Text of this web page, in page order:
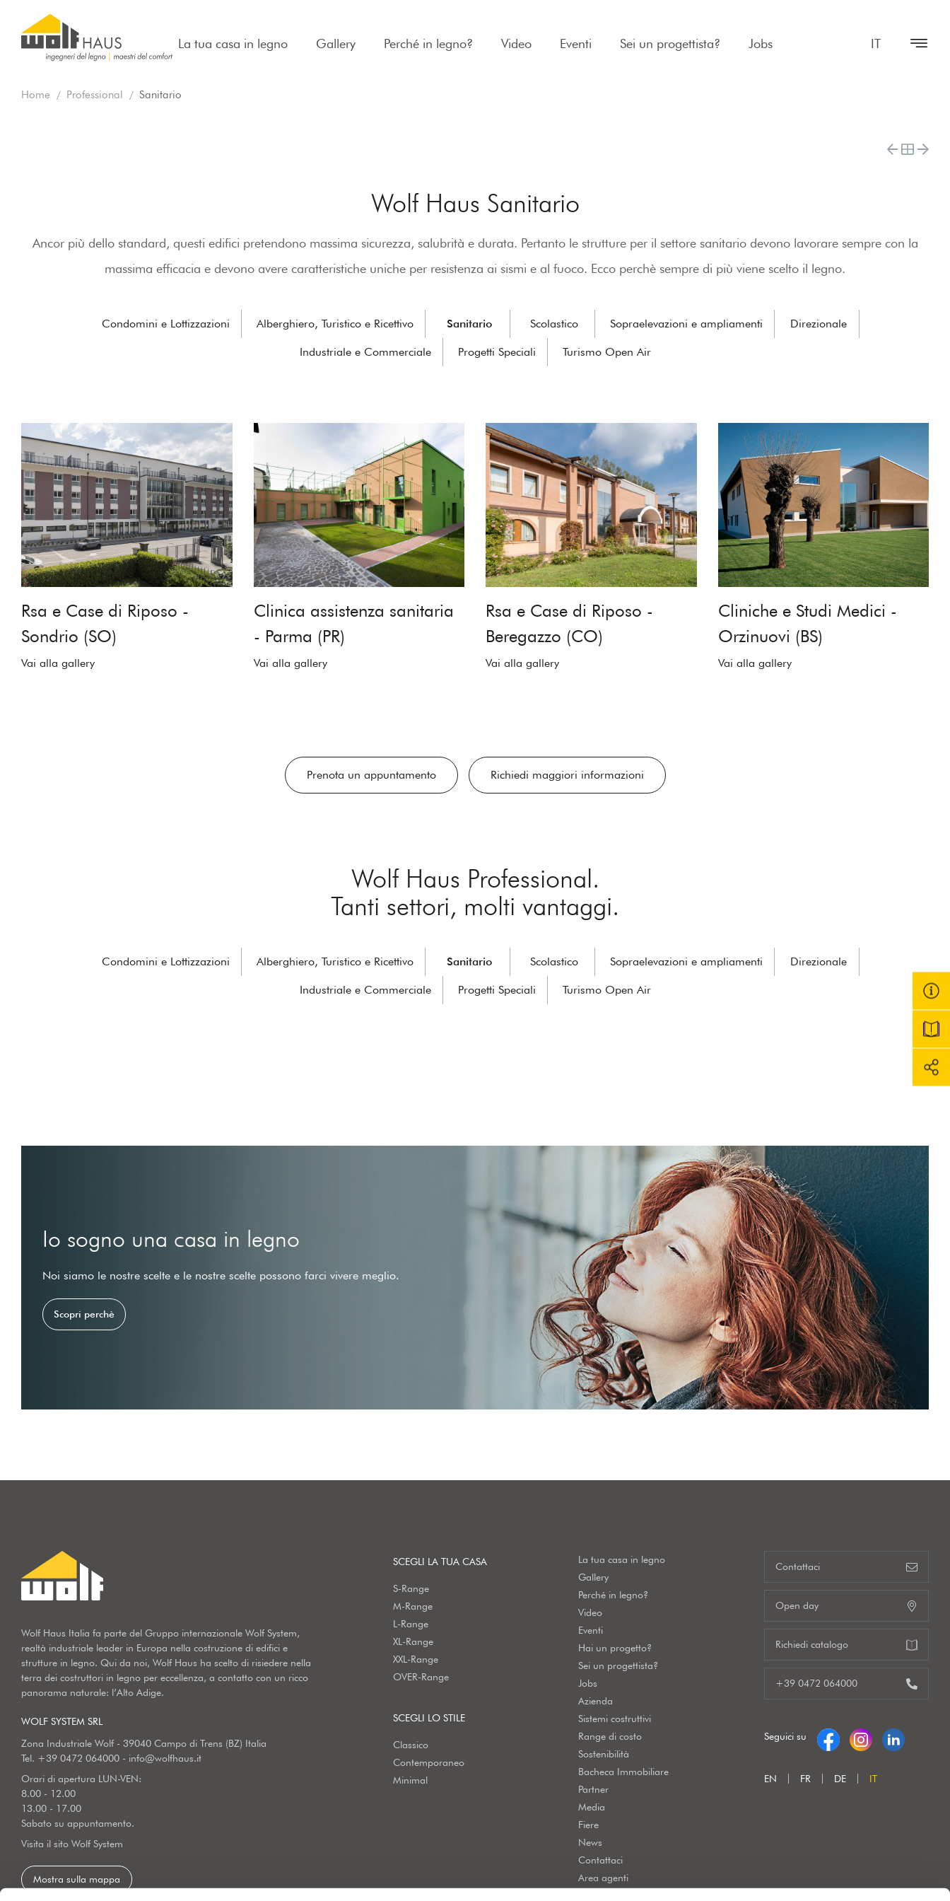
La tua casa in legno Gallery Perché in legno? Video Eventi Sei un progettista? Jobs IT
Home Professional Sanitario
Wolf Haus Sanitario
Ancor più dello standard, questi edifici pretendono massima sicurezza, salubrità e durata. Pertanto le strutture per il settore sanitario devono lavorare sempre con la
massima efficacia e devono avere caratteristiche uniche per resistenza ai sismi e al fuoco. Ecco perchè sempre di più viene scelto il legno.
Condomini e Lottizzazioni Alberghiero, Turistico e Ricettivo Sanitario Scolastico Sopraelevazioni e ampliamenti Direzionale
Industriale e Commerciale Progetti Speciali Turismo Open Air
Rsa e Case di Riposo -
Sondrio (SO)
Vai alla gallery
Clinica assistenza sanitaria
- Parma (PR)
Vai alla gallery
Rsa e Case di Riposo -
Beregazzo (CO)
Vai alla gallery
Cliniche e Studi Medici -
Orzinuovi (BS)
Vai alla gallery
Prenota un appuntamento Richiedi maggiori informazioni
Wolf Haus Professional.
Tanti settori, molti vantaggi.
Condomini e Lottizzazioni Alberghiero, Turistico e Ricettivo Sanitario Scolastico Sopraelevazioni e ampliamenti Direzionale
Industriale e Commerciale Progetti Speciali Turismo Open Air
Io sogno una casa in legno
Noi siamo le nostre scelte e le nostre scelte possono farci vivere meglio.
Scopri perchè
Wolf Haus Italia fa parte del Gruppo internazionale Wolf System,
realtà industriale leader in Europa nella costruzione di edifici e
strutture in legno. Qui da noi, Wolf Haus ha scelto di risiedere nella
terra dei costruttori in legno per eccellenza, a contatto con un ricco
panorama naturale: l’Alto Adige.
WOLF SYSTEM SRL
Zona Industriale Wolf - 39040 Campo di Trens (BZ) Italia
Tel. +39 0472 064000 - info@wolfhaus.it
Orari di apertura LUN-VEN:
8.00 - 12.00
13.00 - 17.00
Sabato su appuntamento.
Visita il sito Wolf System
Mostra sulla mappa
SCEGLI LA TUA CASA
S-Range
M-Range
L-Range
XL-Range
XXL-Range
OVER-Range
SCEGLI LO STILE
Classico
Contemporaneo
Minimal
La tua casa in legno
Gallery
Perché in legno?
Video
Eventi
Hai un progetto?
Sei un progettista?
Jobs
Azienda
Sistemi costruttivi
Range di costo
Sostenibilità
Bacheca Immobiliare
Partner
Media
Fiere
News
Contattaci
Area agenti
Contattaci
Open day
Richiedi catalogo
+39 0472 064000
Seguici su
EN FR DE IT